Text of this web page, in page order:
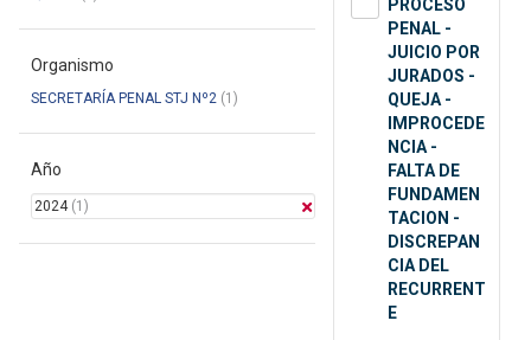
Organismo
SECRETARÍA PENAL STJ Nº2 (1)
Año
2024(1)
PROCESO
PENAL -
JUICIO POR
JURADOS -
QUEJA -
IMPROCEDE
NCIA -
FALTA DE
FUNDAMEN
TACION -
DISCREPAN
CIA DEL
RECURRENT
E